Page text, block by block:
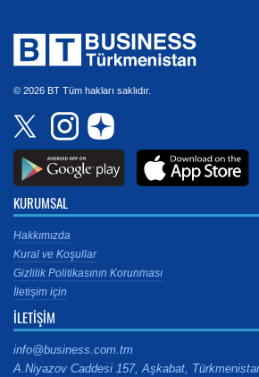
© 2026 BT Tüm hakları saklıdır.
KURUMSAL
Hakkımızda
Kural ve Koşullar
Gizlilik Politikasının Korunması
İletişim için
İLETİŞİM
info@business.com.tm
A.Niyazov Caddesi 157, Aşkabat,